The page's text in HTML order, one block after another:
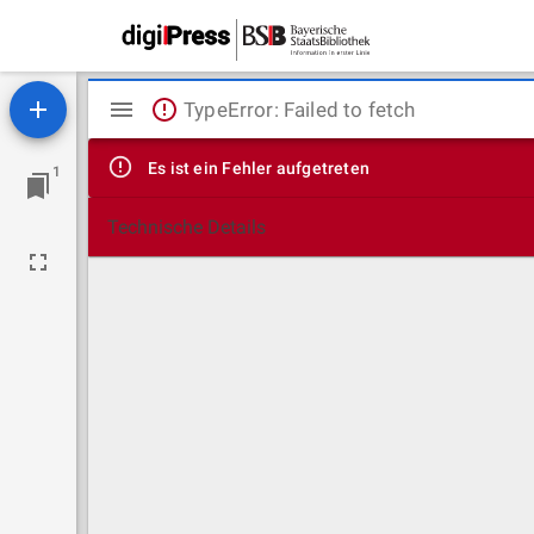
1
Mirador
Viewer
TypeError: Failed to fetch
Es ist ein Fehler aufgetreten
Technische Details